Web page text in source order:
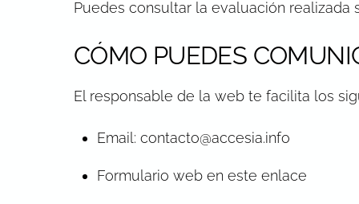
Puedes consultar la evaluación
CÓMO PUEDES
El responsable de la web te facilita los
Email: contacto@accesia.info
Formulario web en este enlace